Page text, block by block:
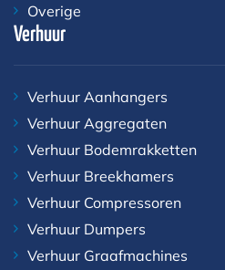
Overige
Verhuur
Verhuur Aanhangers
Verhuur Aggregaten
Verhuur Bodemrakketten
Verhuur Breekhamers
Verhuur Compressoren
Verhuur Dumpers
Verhuur Graafmachines